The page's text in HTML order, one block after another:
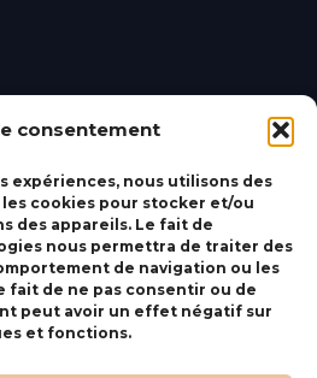
consentement
expériences, nous utilisons des
cookies pour stocker et/ou
des appareils. Le fait de
nous permettra de traiter des
de navigation ou les
fait de ne pas consentir ou de
peut avoir un effet négatif sur
et fonctions.
Le
24 50
44 48 83